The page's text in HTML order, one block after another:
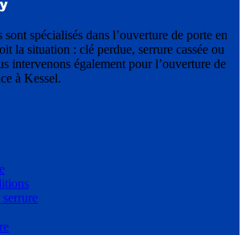
spécialisés dans l’ouverture de porte en
la situation : clé perdue, serrure cassée ou
intervenons également pour l’ouverture de
à Kessel.